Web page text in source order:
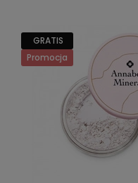
GRATIS
Promocja